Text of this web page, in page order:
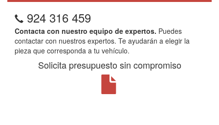
924 316 459
Contacta con nuestro equipo de expertos. Puedes
contactar con nuestros expertos. Te ayudarán a elegir la
pieza que corresponda a tu vehículo.
Solicita presupuesto sin compromiso